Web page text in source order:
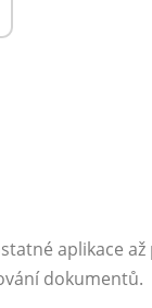
aplikace
dokumentů.